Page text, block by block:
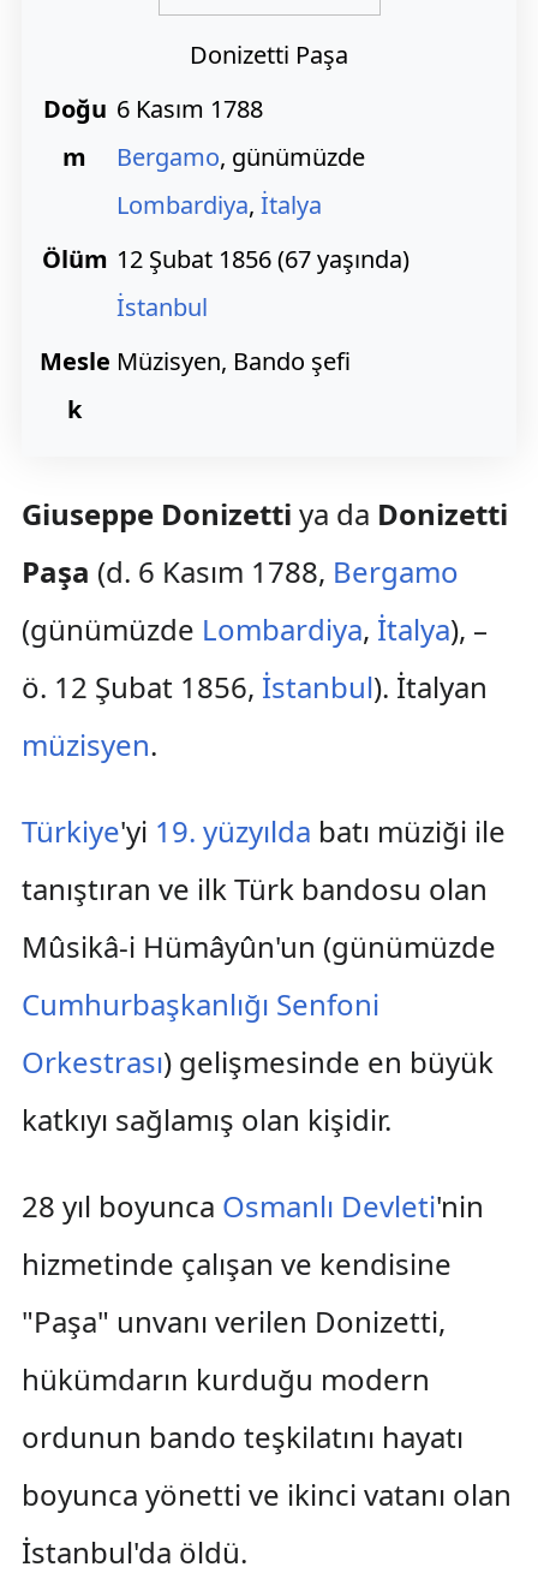
Donizetti Paşa
Doğu
m
6 Kasım 1788
Bergamo, günümüzde
Lombardiya, İtalya
Ölüm 12 Şubat 1856 (67 yaşında)
İstanbul
Mesle
k
Müzisyen, Bando şefi
Giuseppe Donizetti ya da Donizetti
Paşa (d. 6 Kasım 1788, Bergamo
(günümüzde Lombardiya, İtalya), –
ö. 12 Şubat 1856, İstanbul). İtalyan
müzisyen.
Türkiye'yi 19. yüzyılda batı müziği ile
tanıştıran ve ilk Türk bandosu olan
Mûsikâ-i Hümâyûn'un (günümüzde
Cumhurbaşkanlığı Senfoni
Orkestrası) gelişmesinde en büyük
katkıyı sağlamış olan kişidir.
28 yıl boyunca Osmanlı Devleti'nin
hizmetinde çalışan ve kendisine
"Paşa" unvanı verilen Donizetti,
hükümdarın kurduğu modern
ordunun bando teşkilatını hayatı
boyunca yönetti ve ikinci vatanı olan
İstanbul'da öldü.